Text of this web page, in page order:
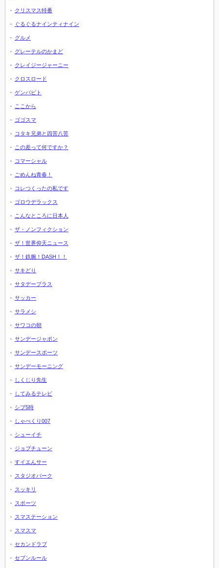
クリスマス特番
ぐるぐるナインティナイン
グルメ
グレーテルのかまど
クレイジージャーニー
クロスロード
ゲンバビト
ここから
ゴゴスマ
コタキ兄弟と四苦八苦
この差って何ですか？
コマーシャル
ごめんね青春！
コレつくったの私です
ゴロウデラックス
こんなところに日本人
ザ・ノンフィクション
ザ！世界仰天ニュース
ザ！鉄腕！DASH！！
サキどり
サタデープラス
サッカー
サラメシ
サワコの朝
サンデージャポン
サンデースポーツ
サンデーモーニング
しくじり先生
してみるテレビ
シブ5時
しゃべくり007
シューイチ
ジョブチューン
すイエんサー
スタジオパーク
スッキリ
スポーツ
スマステーション
スマスマ
セカンドラブ
セブンルール